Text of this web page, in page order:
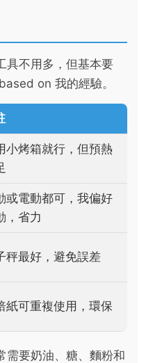
具不用多，但基本要
on 我的經驗。
小烤箱就行，但預熱
或電動都可，我偏好
，省力
秤最好，避免誤差
紙可重複使用，環保
需要奶油、糖、麵粉和